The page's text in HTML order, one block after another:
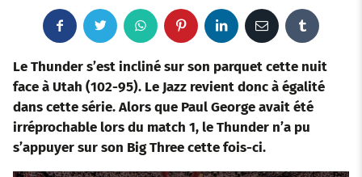
a
c
e
w
i
t
W
h
a
t
P
n
t
n
k
E
m
a
i
u
m
Le Thunder s’est incliné sur son parquet cette nuit
face à Utah (102-95). Le Jazz revient donc à égalité
dans cette série. Alors que Paul George avait été
irréprochable lors du match 1, le Thunder n’a pu
s’appuyer sur son Big Three cette fois-ci.